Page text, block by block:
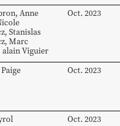
, Anne
, Stanislas
, Marc
alainViguier
Oct. 2023
Oct. 2023
Oct. 2023